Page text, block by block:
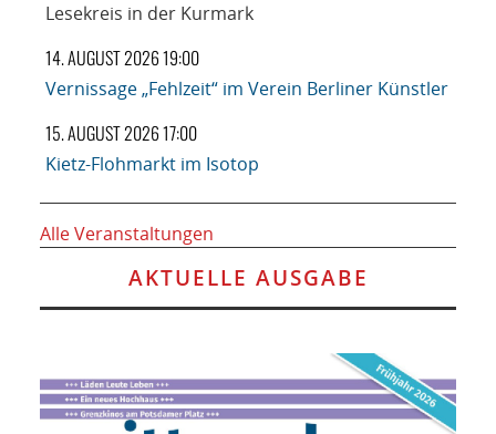
Lesekreis in der Kurmark
14. AUGUST 2026 19:00
Vernissage „Fehlzeit“ im Verein Berliner Künstler
15. AUGUST 2026 17:00
Kietz-Flohmarkt im Isotop
Alle Veranstaltungen
AKTUELLE AUSGABE